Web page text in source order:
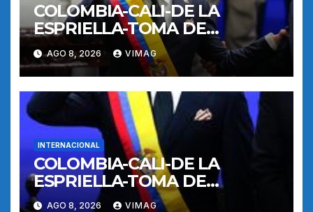
COLOMBIA-CALI-DE LA
ESPRIELLA-TOMA DE
POSESION
AGO 8, 2026 VIMAG
INTERNACIONAL
COLOMBIA-CALI-DE LA
ESPRIELLA-TOMA DE
POSESION
AGO 8, 2026 VIMAG